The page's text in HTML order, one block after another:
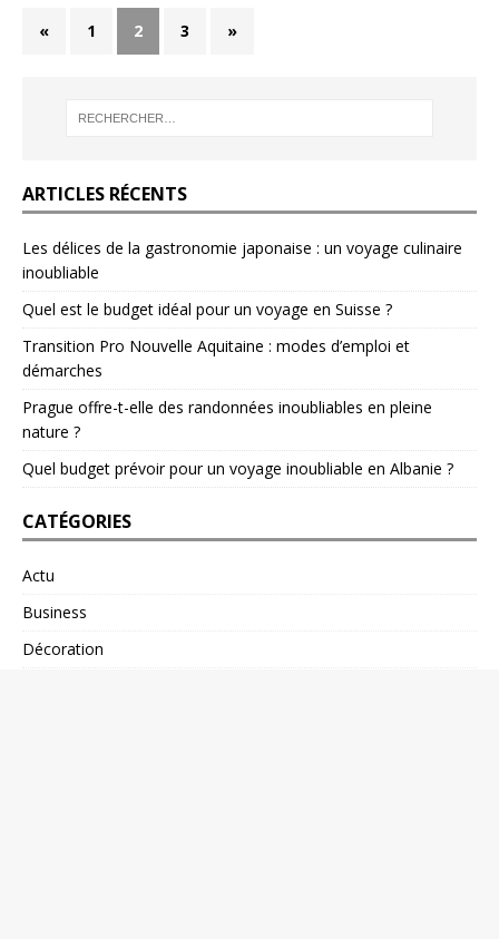
« 1 2 3 »
ARTICLES RÉCENTS
Les délices de la gastronomie japonaise : un voyage culinaire
inoubliable
Quel est le budget idéal pour un voyage en Suisse ?
Transition Pro Nouvelle Aquitaine : modes d’emploi et
démarches
Prague offre-t-elle des randonnées inoubliables en pleine
nature ?
Quel budget prévoir pour un voyage inoubliable en Albanie ?
CATÉGORIES
Actu
Business
Décoration